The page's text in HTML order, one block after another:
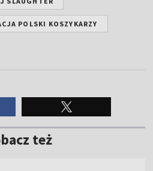
POLSKI KOSZYKARZY
też